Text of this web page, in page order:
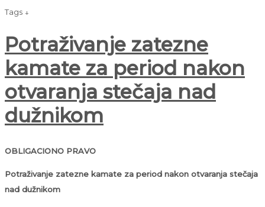
Tags ↓
Potraživanje zatezne
kamate za period nakon
otvaranja stečaja nad
dužnikom
OBLIGACIONO PRAVO
Potraživanje zatezne kamate za period nakon otvaranja stečaja
nad dužnikom